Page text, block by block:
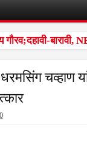
बारावी,
शेळ्या ठार, दोन
गंडा; तुळजापूरचव्हाण